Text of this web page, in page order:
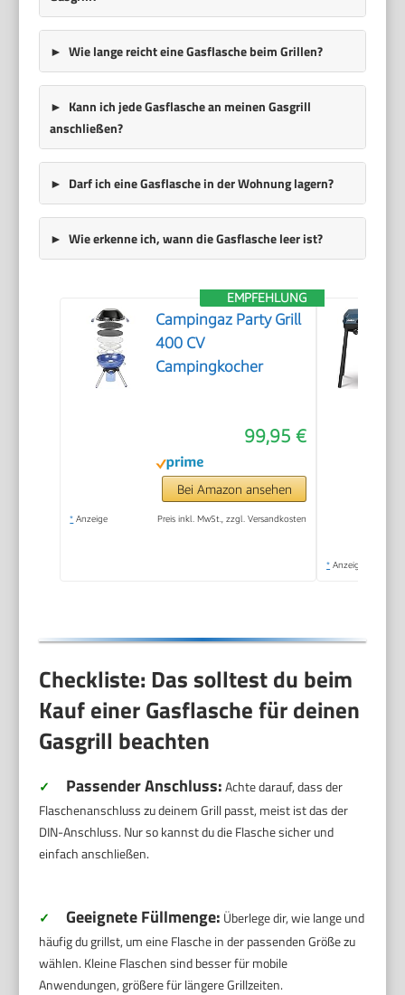
Wie lange reicht eine Gasflasche beim Grillen?
Kann ich jede Gasflasche an meinen Gasgrill
anschließen?
Darf ich eine Gasflasche in der Wohnung lagern?
Wie erkenne ich, wann die Gasflasche leer ist?
EMPFEHLUNG
Campingaz Party Grill
400 CV
Campingkocher
99,95 €
Bei Amazon ansehen
* Anzeige Preis inkl. MwSt., zzgl. Versandkosten
* Anzeige
Checkliste: Das solltest du beim
Kauf einer Gasflasche für deinen
Gasgrill beachten
✓ Passender Anschluss:Achte darauf, dass der
Flaschenanschluss zu deinem Grill passt, meist ist das der
DIN-Anschluss. Nur so kannst du die Flasche sicher und
einfach anschließen.
✓ Geeignete Füllmenge: Überlege dir, wie lange und
häufig du grillst, um eine Flasche in der passenden Größe zu
wählen. Kleine Flaschen sind besser für mobile
Anwendungen, größere für längere Grillzeiten.